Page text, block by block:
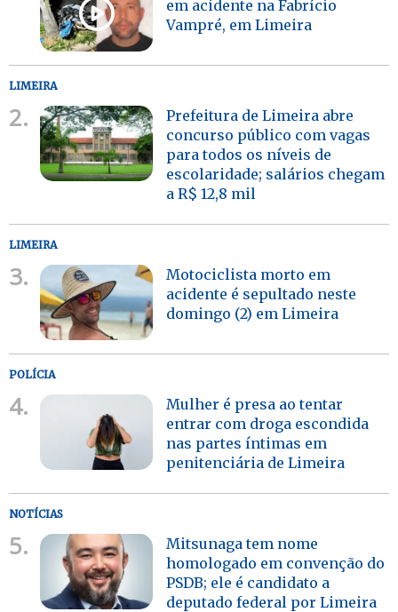
em acidente na Fabrício
Vampré, em Limeira
LIMEIRA
2.
Prefeitura de Limeira abre
concurso público com vagas
para todos os níveis de
escolaridade; salários chegam
a R$ 12,8 mil
LIMEIRA
3.
Motociclista morto em
acidente é sepultado neste
domingo (2) em Limeira
POLÍCIA
4.
Mulher é presa ao tentar
entrar com droga escondida
nas partes íntimas em
penitenciária de Limeira
NOTÍCIAS
5.
Mitsunaga tem nome
homologado em convenção do
PSDB; ele é candidato a
deputado federal por Limeira